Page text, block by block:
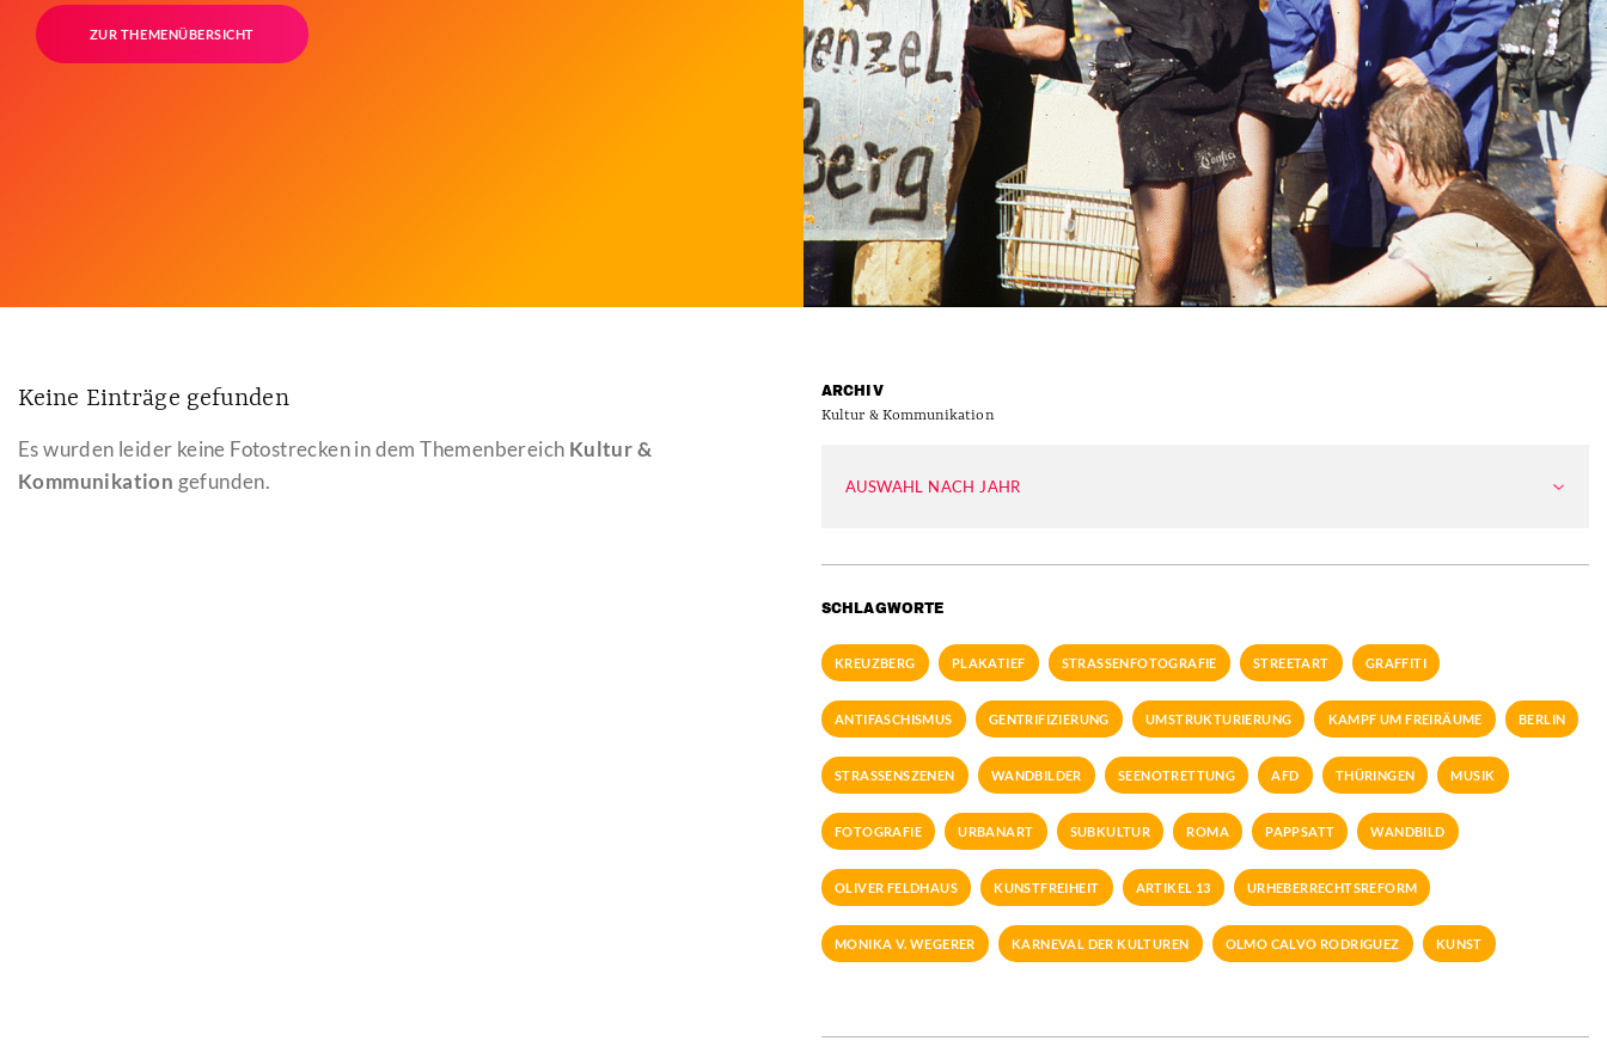
ZUR THEMENÜBERSICHT
Keine Einträge gefunden
Es wurden leider keine Fotostrecken in dem Themenbereich Kultur &
Kommunikation gefunden.
ARCHIV
Kultur & Kommunikation
AUSWAHL NACH JAHR
SCHLAGWORTE
KREUZBERG PLAKATIEF STRASSENFOTOGRAFIE STREETART GRAFFITI
ANTIFASCHISMUS GENTRIFIZIERUNG UMSTRUKTURIERUNG KAMPF UM FREIRÄUME BERLIN
STRASSENSZENEN WANDBILDER SEENOTRETTUNG AFD THÜRINGEN MUSIK
FOTOGRAFIE URBANART SUBKULTUR ROMA PAPPSATT WANDBILD
OLIVER FELDHAUS KUNSTFREIHEIT ARTIKEL 13 URHEBERRECHTSREFORM
MONIKA V. WEGERER KARNEVAL DER KULTUREN OLMO CALVO RODRIGUEZ KUNST